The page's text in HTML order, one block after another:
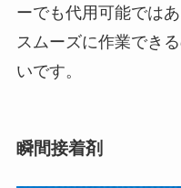
ーでも代用可能では
スムーズに作業でき
いです。
瞬間接着剤